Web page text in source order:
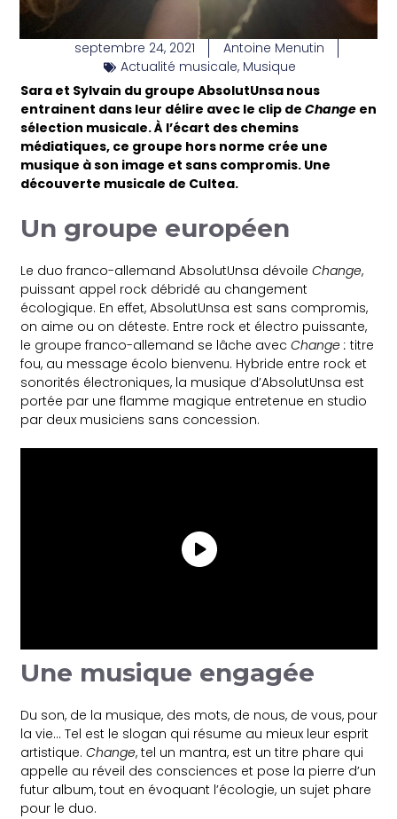
septembre 24, 2021
Antoine Menutin
Actualité musicale, Musique
Sara et Sylvain du groupe AbsolutUnsa nous
entrainent dans leur délire avec le clip deChange en
sélection musicale. À l’écart des chemins
médiatiques, ce groupe hors norme crée une
musique à son image et sans compromis. Une
découverte musicale de Cultea.
Un groupe européen
Le duo franco-allemand AbsolutUnsa dévoileChange,
puissant appel rock débridé au changement
écologique. En effet, AbsolutUnsa est sans compromis,
on aime ou on déteste. Entre rock et électro puissante,
le groupe franco-allemand se lâche avecChange : titre
fou, au message écolo bienvenu. Hybride entre rock et
sonorités électroniques, la musique d’AbsolutUnsa est
portée par une flamme magique entretenue en studio
par deux musiciens sans concession.
Une musique engagée
Du son, de la musique, des mots, de nous, de vous, pour
la vie… Tel est le slogan qui résume au mieux leur esprit
artistique.Change, tel un mantra, est un titre phare qui
appelle au réveil des consciences et pose la pierre d’un
futur album, tout en évoquant l’écologie, un sujet phare
pour le duo.